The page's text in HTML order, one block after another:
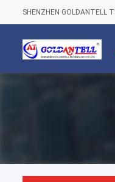
SHENZHEN GOLDANTELL